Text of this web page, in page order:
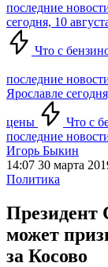
последние
сегодня, 10
Что с
последние
Ярославле
цены
Что с
последние
Игорь Быкин
14:07 30 марта
Политика
Президент
может
за Косово